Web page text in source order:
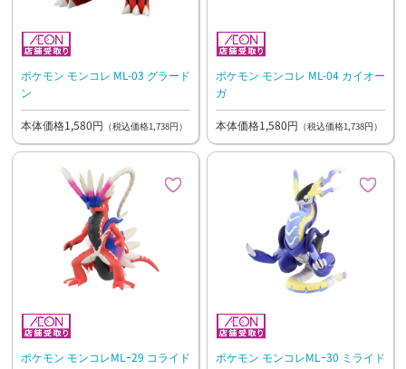
ポケモン モンコレ ML-03 グラード
ン
本体価格1,580円 （税込価格1,738円）
ポケモン モンコレ ML-04 カイオー
ガ
本体価格1,580円 （税込価格1,738円）
ポケモン モンコレMLｰ29 コライド
ポケモン モンコレMLｰ30 ミライド